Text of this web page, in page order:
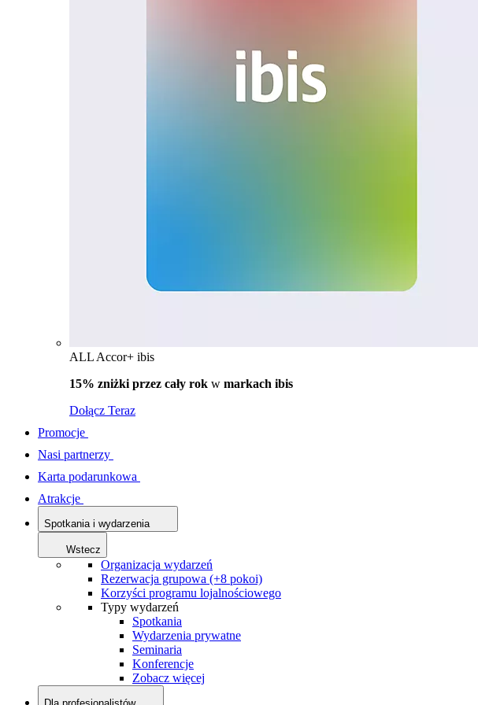
ALL Accor+ ibis
15% zniżki przez cały rok w markach ibis
Dołącz Teraz
Promocje
Nasi partnerzy
Karta podarunkowa
Atrakcje
Spotkania i wydarzenia
Wstecz
Organizacja wydarzeń
Rezerwacja grupowa (+8 pokoi)
Korzyści programu lojalnościowego
Typy wydarzeń
Spotkania
Wydarzenia prywatne
Seminaria
Konferencje
Zobacz więcej